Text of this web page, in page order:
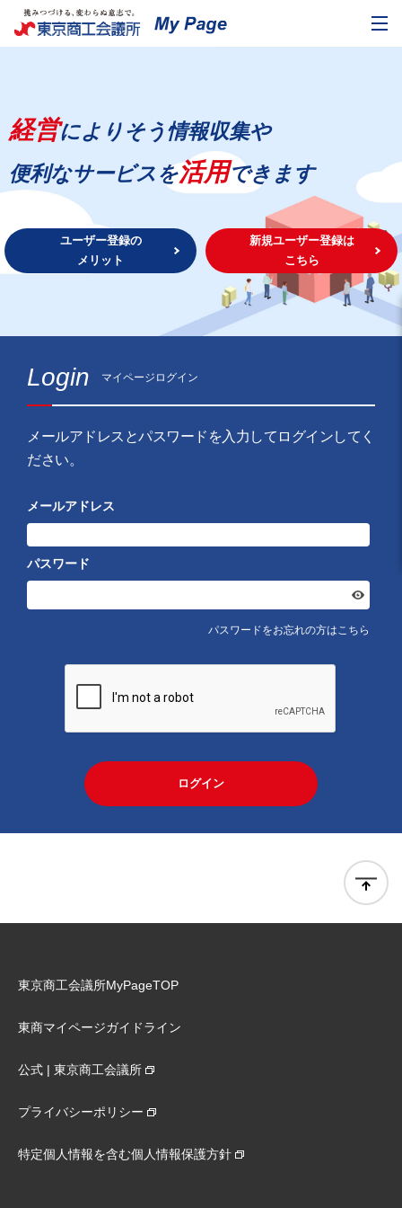
経営によりそう情報収集や
便利なサービスを活用できます
ユーザー登録の
メリット
新規ユーザー登録は
こちら
Login マイページログイン
メールアドレスとパスワードを入力してログインしてく
ださい。
メールアドレス
パスワード
パスワードをお忘れの方はこちら
ログイン
東京商工会議所MyPageTOP
東商マイページガイドライン
公式 | 東京商工会議所
プライバシーポリシー
特定個人情報を含む個人情報保護方針